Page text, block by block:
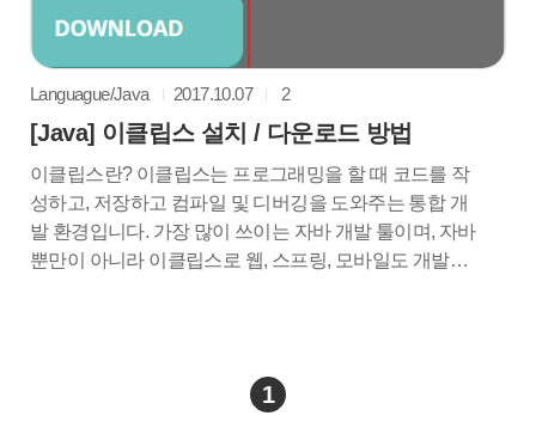
Languague/Java 2017.10.07 2
[Java] 이클립스 설치 / 다운로드 방법
이클립스란? 이클립스는 프로그래밍을 할 때 코드를 작
성하고, 저장하고 컴파일 및 디버깅을 도와주는 통합 개
발 환경입니다. 가장 많이 쓰이는 자바 개발 툴이며, 자바
뿐만이 아니라 이클립스로 웹, 스프링, 모바일도 개발할
많이 먹기 때문에 어느 정도 컴퓨터 성능이 받쳐줘야 합
니다. 이클립스 설치 / 다운로드 1. 우선 아래 경로로 들어
1